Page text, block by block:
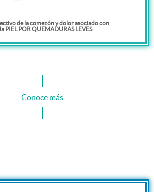
de la comezón y dolor asociado con
PIEL POR QUEMADURAS LEVES.
Conoce más